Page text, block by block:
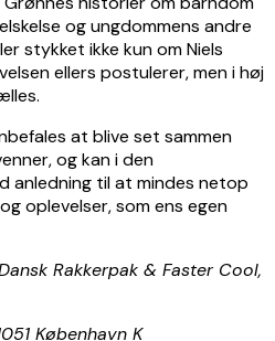
og ungdommens andre
stykket ikke kun om Niels
ellers postulerer, men i høj
at blive set sammen
og kan i den
anledning til at mindes netop
oplevelser, som ens egen
Rakkerpak & Faster Cool,
København K